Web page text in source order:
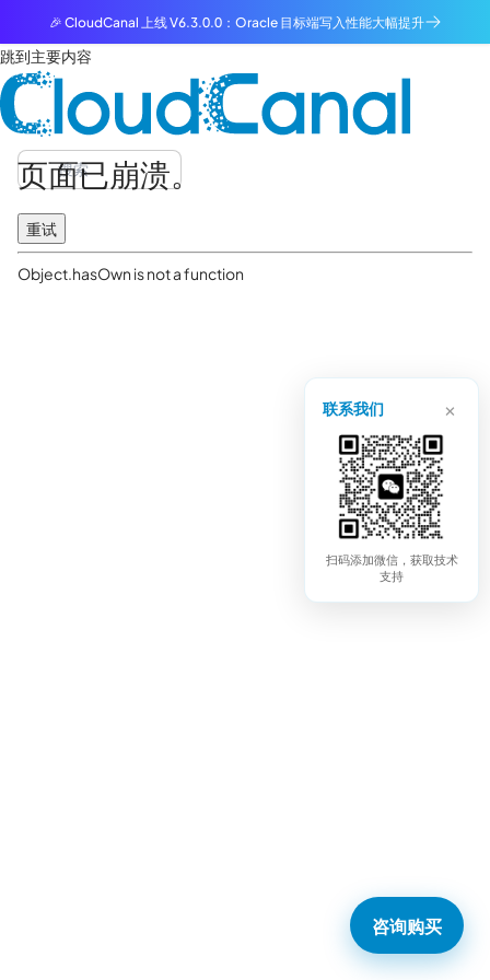
🎉 CloudCanal 上线 V6.3.0.0：Oracle 目标端写入性能大幅提升
跳到主要内容
页面已崩溃。
重试
Object.hasOwn is not a function
联系我们 ×
扫码添加微信，获取技术
支持
咨询购买